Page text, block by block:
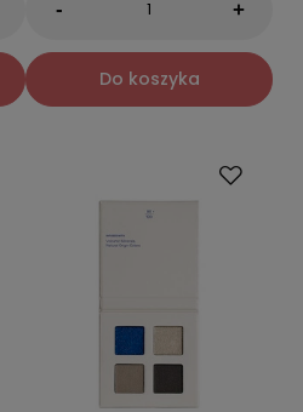
- +
Do koszyka